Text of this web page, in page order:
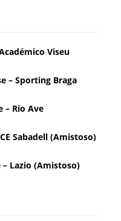
Viseu
– Sporting Braga
– Rio Ave
Sabadell (Amistoso)
Lazio (Amistoso)